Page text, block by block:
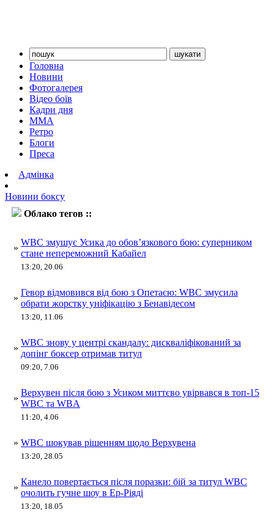
Головна
Новини
Фотогалерея
Відео боїв
Кадри дня
ММА
Ретро
Блоги
Преса
Адмінка
Новини боксу
Облако тегов ::
»
WBC змушує Усика до обов’язкового бою: суперником
стане непереможний Кабайел
13:20, 20.06
»
Гевор відмовився від бою з Опетаєю: WBC змусила
обрати жорстку уніфікацію з Бенавідесом
13:20, 11.06
»
WBC знову у центрі скандалу: дискваліфікований за
допінг боксер отримав титул
09:20, 7.06
»
Верхувен після бою з Усиком миттєво увірвався в топ-15
WBC та WBA
11:20, 4.06
» WBC шокував рішенням щодо Верхувена
13:20, 28.05
»
Канело повертається після поразки: бій за титул WBC
очолить гучне шоу в Ер-Ріяді
13:20, 18.05